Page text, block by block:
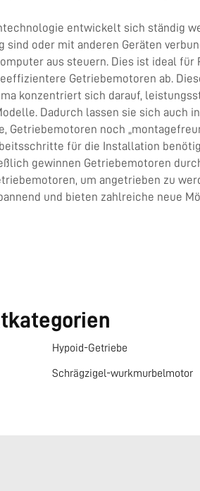
entwickelt sich ständig
oder mit anderen Geräten
aus steuern. Dies ist ideal
Getriebemotoren ab.
konzentriert sich darauf,
Dadurch lassen sie sich auch
Getriebemotoren noch
für die Installation
gewinnen Getriebemotoren
um angetrieben zu
und bieten zahlreiche neue
Hypoid-Getriebe
Schrägzigel-wurkmurbelmotor